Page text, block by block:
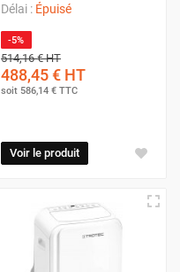
Délai : Épuisé
-5%
514,16 €HT
488,45 € HT
soit 586,14 € TTC
Voir le produit